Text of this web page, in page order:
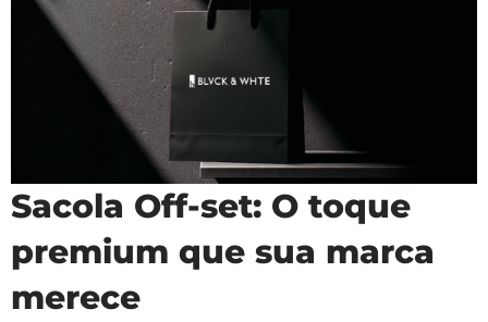
Sacola Off-set: O toque
premium que sua marca
merece